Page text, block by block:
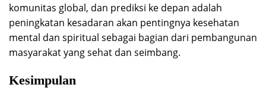
komunitas global, dan prediksi ke depan adalah
peningkatan kesadaran akan pentingnya kesehatan
mental dan spiritual sebagai bagian dari pembangunan
masyarakat yang sehat dan seimbang.
Kesimpulan